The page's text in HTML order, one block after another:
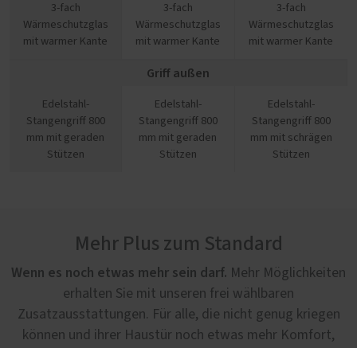
3-fach
Wärmeschutzglas
mit warmer Kante
3-fach
Wärmeschutzglas
mit warmer Kante
3-fach
Wärmeschutzglas
mit warmer Kante
Griff außen
Edelstahl-
Stangengriff 800
mm mit geraden
Stützen
Edelstahl-
Stangengriff 800
mm mit geraden
Stützen
Edelstahl-
Stangengriff 800
mm mit schrägen
Stützen
Mehr Plus zum Standard
Wenn es noch etwas mehr sein darf. Mehr Möglichkeiten
erhalten Sie mit unseren frei wählbaren
Zusatzausstattungen. Für alle, die nicht genug kriegen
können und ihrer Haustür noch etwas mehr Komfort,